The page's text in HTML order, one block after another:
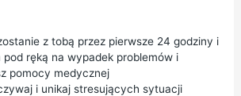
z tobą przez pierwsze 24 godziny i
pod ręką na wypadek problemów i
pomocy medycznej
i unikaj stresujących sytuacji